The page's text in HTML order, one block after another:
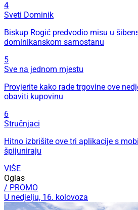
4
Sveti Dominik
Biskup Rogić predvodio misu u
dominikanskom samostanu
5
Sve na jednom mjestu
Provjerite kako rade trgovine ove
obaviti kupovinu
6
Stručnjaci
Hitno izbrišite ove tri aplikacije s
špijuniraju
VIŠE
Oglas
/ PROMO
U nedjelju, 16. kolovoza